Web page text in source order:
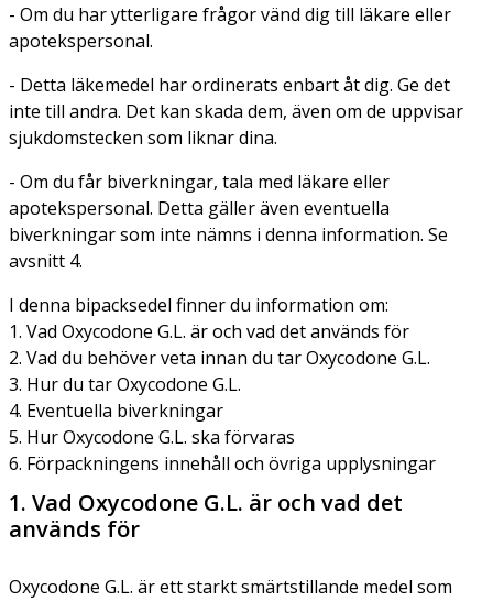
- Om du har ytterligare frågor vänd dig till läkare eller
apotekspersonal.
- Detta läkemedel har ordinerats enbart åt dig. Ge det
inte till andra. Det kan skada dem, även om de uppvisar
sjukdomstecken som liknar dina.
- Om du får biverkningar, tala med läkare eller
apotekspersonal. Detta gäller även eventuella
biverkningar som inte nämns i denna information. Se
avsnitt 4.
I denna bipacksedel finner du information om:
1. Vad Oxycodone G.L. är och vad det används för
2. Vad du behöver veta innan du tar Oxycodone G.L.
3. Hur du tar Oxycodone G.L.
4. Eventuella biverkningar
5. Hur Oxycodone G.L. ska förvaras
6. Förpackningens innehåll och övriga upplysningar
1. Vad Oxycodone G.L. är och vad det
används för
Oxycodone G.L. är ett starkt smärtstillande medel som